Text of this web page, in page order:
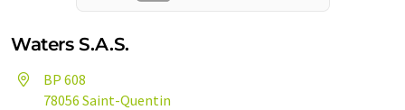
Waters S.A.S.
BP 608
78056 Saint-Quentin